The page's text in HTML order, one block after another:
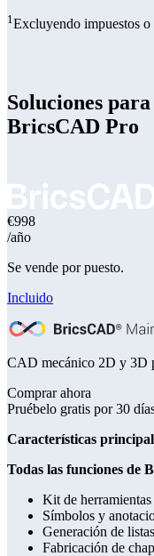
1 Excluyendo impuestos o
Soluciones
BricsCAD Pro
€998
/año
Se vende por puesto.
Incluido
CAD mecánico 2D y 3D
Comprar ahora
Pruébelo gratis por 30
Características
Todas las funciones de
Kit de
Símbolos y
Generación de
Fabricación de